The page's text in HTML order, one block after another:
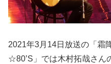
2021年3月14日放送の「霜
☆80’S」では木村拓哉さん